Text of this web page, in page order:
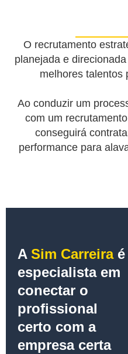
O recrutamento
planejada e
melhores talentos
Ao conduzir um
com um
conseguirá
performance para
A Sim Carreiraé
especialista em
conectar o
profissional
certo com a
empresa certa